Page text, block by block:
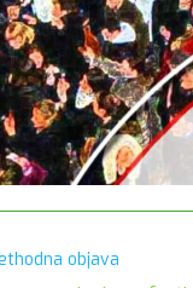
objava